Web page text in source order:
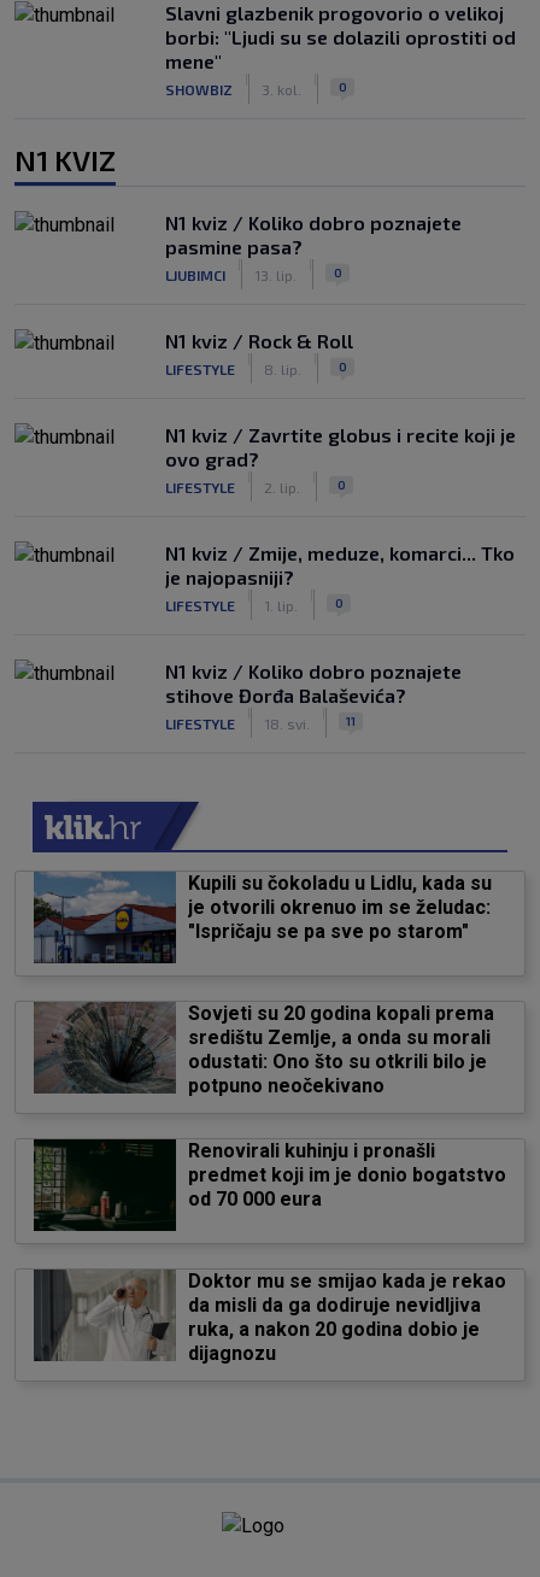
Slavni glazbenik progovorio o velikoj
borbi: "Ljudi su se dolazili oprostiti od
mene"
SHOWBIZ 3. kol. 0
N1 KVIZ
N1 kviz / Koliko dobro poznajete
pasmine pasa?
LJUBIMCI 13. lip. 0
N1 kviz / Rock & Roll
LIFESTYLE 8. lip. 0
N1 kviz / Zavrtite globus i recite koji je
ovo grad?
LIFESTYLE 2. lip. 0
N1 kviz / Zmije, meduze, komarci... Tko
je najopasniji?
LIFESTYLE 1. lip. 0
N1 kviz / Koliko dobro poznajete
stihove Đorđa Balaševića?
LIFESTYLE 18. svi. 11
Kupili su čokoladu u Lidlu, kada su
je otvorili okrenuo im se želudac:
"Ispričaju se pa sve po starom"
Sovjeti su 20 godina kopali prema
središtu Zemlje, a onda su morali
odustati: Ono što su otkrili bilo je
potpuno neočekivano
Renovirali kuhinju i pronašli
predmet koji im je donio bogatstvo
od 70 000 eura
Doktor mu se smijao kada je rekao
da misli da ga dodiruje nevidljiva
ruka, a nakon 20 godina dobio je
dijagnozu